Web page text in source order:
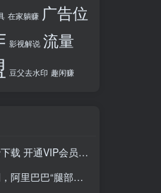
在家躺赚 广告位
影视解说 流量
豆父去水印 趣闲赚
通VIP会员 HY资源库
巴巴“腿部三板斧”